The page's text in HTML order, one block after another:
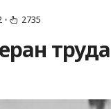
• 2735